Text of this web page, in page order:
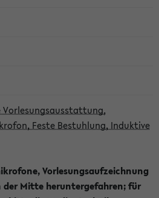
Vorlesungsausstattung,
Feste Bestuhlung, Induktive
Vorlesungsaufzeichnung
der Mitte heruntergefahren; für